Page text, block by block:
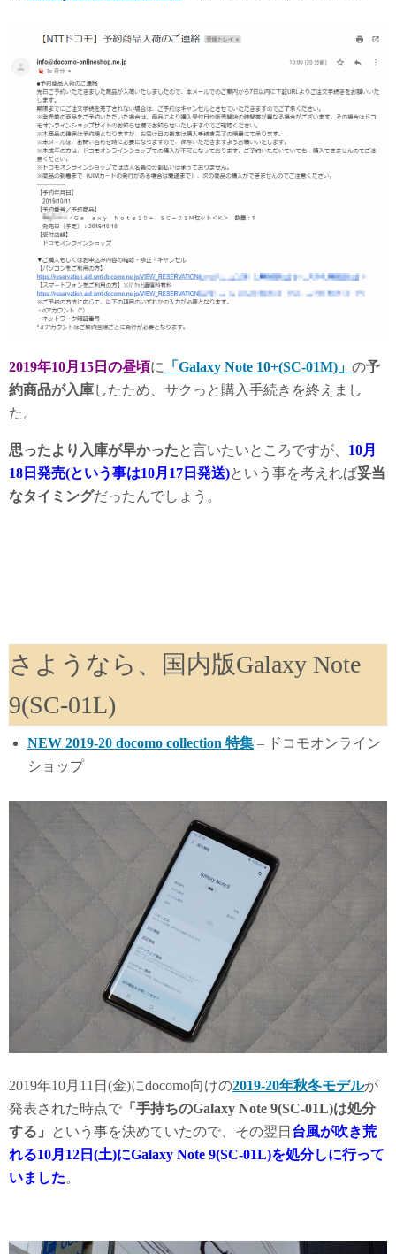
2019年10月15日の昼頃に 「Galaxy Note 10+(SC-01M)」 の予
約商品が入庫したため、サクっと購入手続きを終えまし
た。
思ったより入庫が早かったと言いたいところですが、 10月
18日発売(という事は10月17日発送)という事を考えれば妥当
なタイミングだったんでしょう。
さようなら、国内版Galaxy Note
9(SC-01L)
NEW 2019-20 docomo collection 特集– ドコモオンライン
ショップ
2019年10月11日(金)にdocomo向けの2019-20年秋冬モデルが
発表された時点で 「手持ちのGalaxy Note 9(SC-01L)は処分
する」
という事を決めていたので、その翌日 台風が吹き荒
れる10月12日(土)にGalaxy Note 9(SC-01L)を処分しに行って
いました。